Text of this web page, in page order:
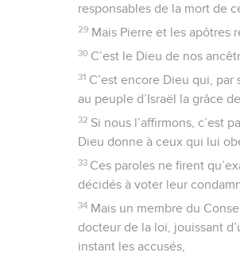
responsables de la mort de
29 Mais Pierre et les apôtres
30 C’est le Dieu de nos
31 C’est encore Dieu qui,
au peuple d’Israël la grâce
32 Si nous l’affirmons, c’est
Dieu donne à ceux qui lui
33 Ces paroles ne firent
décidés à voter leur
34 Mais un membre du
docteur de la loi, jouissant
instant les accusés,